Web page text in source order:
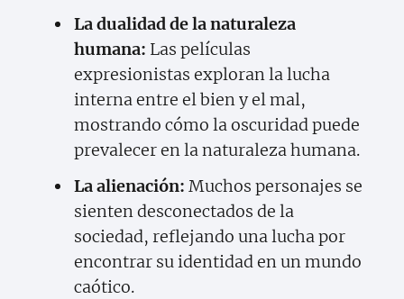
La dualidad de la naturaleza
humana: Las películas
expresionistas exploran la lucha
interna entre el bien y el mal,
mostrando cómo la oscuridad puede
prevalecer en la naturaleza humana.
La alienación: Muchos personajes se
sienten desconectados de la
sociedad, reflejando una lucha por
encontrar su identidad en un mundo
caótico.